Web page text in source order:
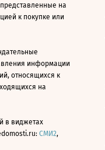
на
к покупке или
информации
относящихся к
на
в виджетах
СМИ2,